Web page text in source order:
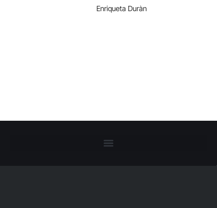
Enriqueta Duràn